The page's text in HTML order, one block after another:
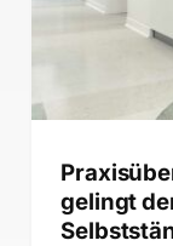
gelingt